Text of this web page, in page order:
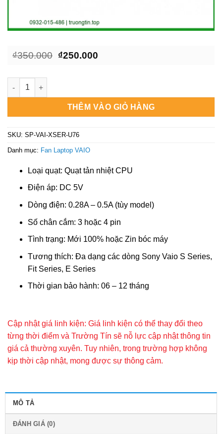
₫350.000 Giá
₫250.000Giá
Quạt tản nhiệt Laptop VAIO X Series VPC-X11, VPC-X12 - Địa
THÊM VÀO GIỎ HÀNG
SKU: SP-VAI-XSER-U76
Danh mục: Fan Laptop VAIO
Loại quạt: Quạt tản nhiệt CPU
Điện áp: DC 5V
Dòng điện: 0.28A – 0.5A (tùy model)
Số chân cắm: 3 hoặc 4 pin
Tình trạng: Mới 100% hoặc Zin bóc máy
Tương thích: Đa dạng các dòng Sony Vaio S Series,
Fit Series, E Series
Thời gian bảo hành: 06 – 12 tháng
Cập nhật giá linh kiện: Giá linh kiện có thể thay đổi theo
từng thời điểm và Trường Tín sẽ nỗ lực cập nhật thông tin
giá cả thường xuyên. Tuy nhiên, trong trường hợp không
kịp thời cập nhật, mong được sự thông cảm.
MÔ TẢ
ĐÁNH GIÁ (0)